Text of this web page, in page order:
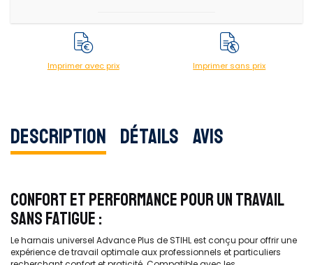
Imprimer avec prix Imprimer sans prix
Description Détails Avis
CONFORT ET PERFORMANCE POUR UN TRAVAIL
SANS FATIGUE :
Le harnais universel Advance Plus de STIHL est conçu pour offrir une
expérience de travail optimale aux professionnels et particuliers